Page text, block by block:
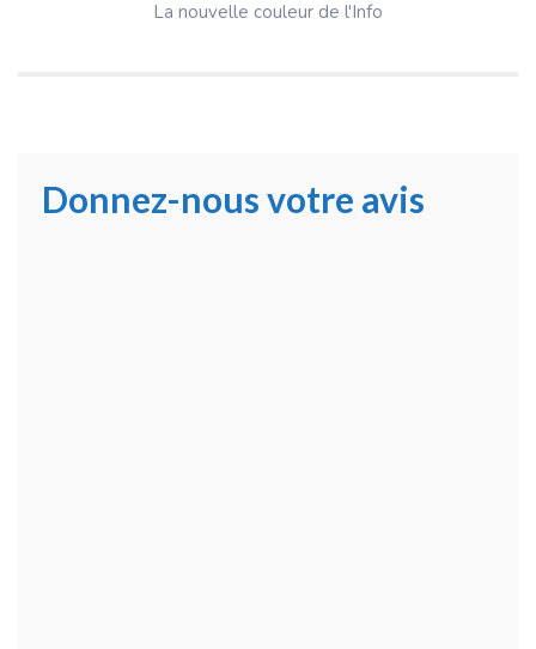
La nouvelle couleur de l'Info
Donnez-nous votre avis